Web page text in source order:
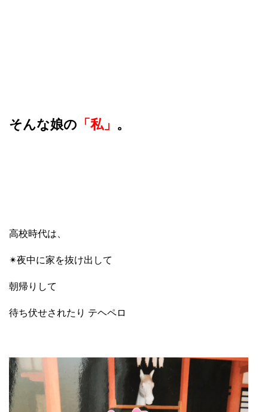
そんな娘の 「私」 。
高校時代は、
✴︎夜中に家を抜け出して
朝帰りして
待ち伏せされたり テヘペロ